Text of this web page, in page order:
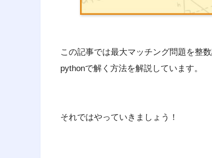
この記事では最大マッチング問題を整
pythonで解く方法を解説しています。
それではやっていきましょう！